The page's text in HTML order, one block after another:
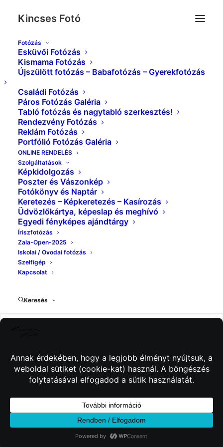
Kincses Fotó
Fotózás
Esküvői Fotózás
Kismama Fotózás
Újszülött fotózás – Babafotózás – Gyerekfotózás
Családi Fotózás
Páros Fotózás Galéria
Tabló fotózás és nagytabló szerkesztés!
Rendezvény Fotózás
Reklám Fotózás
Portfólió Fotózás Galéria
ONLINE RENDELÉS
Szolgáltatások
Képkidolgozás
Poszter és Vászonkép
Fotókönyv és Naptár
Keretezés – Képkeretezés – Kasírozás
Üdvözlőkártya, képeslap és meghívó
Egyedi fényképes ajándtárgy
Íriszfotózás
Zala-Open-2025
Iskolai / Ovodai fotózás
Szelfigép
Kapcsolat
Keresés
Album Gallery 7
Kezdőlap Album Gallery 7 Album Gallery 7
Album Gallery 7
© 2026 Kincses Fotó. Minden jog fenntartva